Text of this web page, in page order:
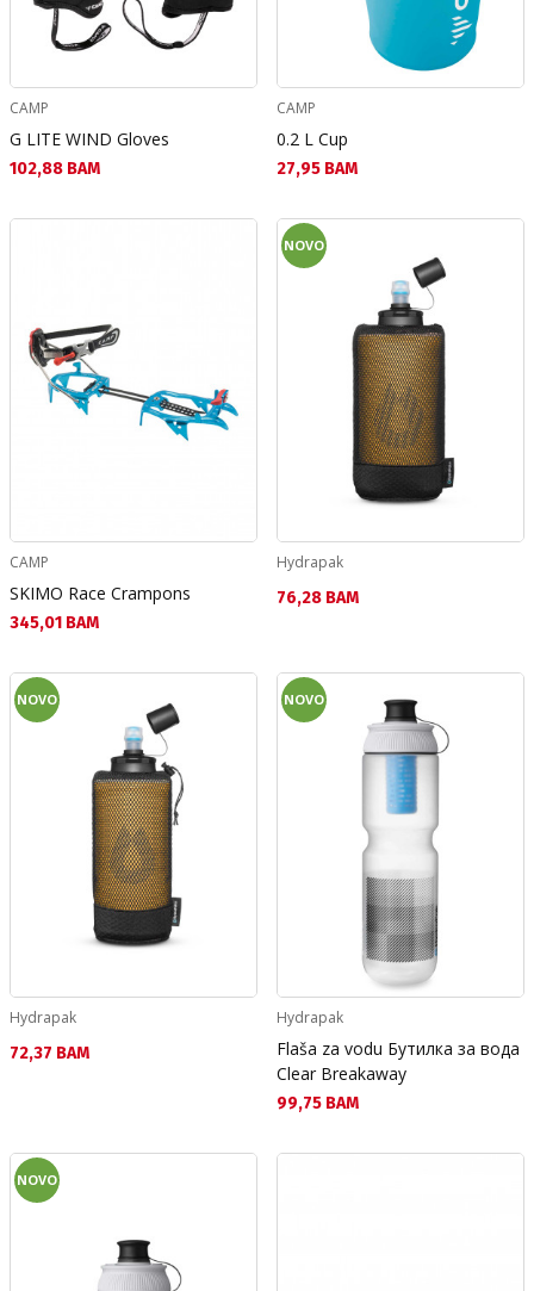
CAMP
G LITE WIND Gloves
Текуща цена:
102,88 BAM
CAMP
0.2 L Cup
Текуща цена:
27,95 BAM
CAMP
SKIMO Race Crampons
Текуща цена:
345,01 BAM
NOVO
Hydrapak
Текуща цена:
76,28 BAM
NOVO
Hydrapak
Текуща цена:
72,37 BAM
NOVO
Hydrapak
Flaša za vodu Бутилка за вода
Clear Breakaway
Текуща цена:
99,75 BAM
NOVO